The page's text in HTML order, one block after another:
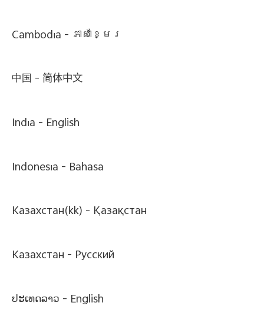
Cambodia - ភាសាខ្មែរ
中国 - 简体中文
India - English
Indonesia - Bahasa
Казахстан(kk) - Қазақстан
Казахстан - Pусский
ປະເທດລາວ - English